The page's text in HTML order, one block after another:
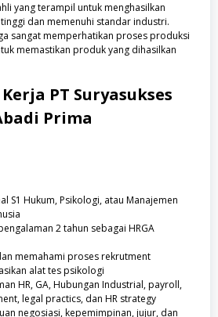
yang terampil untuk menghasilkan
dan memenuhi standar industri.
sangat memperhatikan proses produksi
memastikan produk yang dihasilkan
PT Suryasukses
Prima
S1 Hukum, Psikologi, atau Manajemen
2 tahun sebagai HRGA
memahami proses rekrutment
alat tes psikologi
HR, GA, Hubungan Industrial, payroll,
legal practics, dan HR strategy
negosiasi, kepemimpinan, jujur, dan